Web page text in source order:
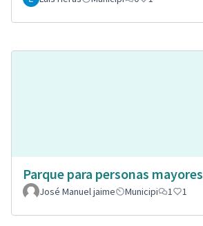
Parque para personas mayores
José Manuel jaime
Municipi 1 1